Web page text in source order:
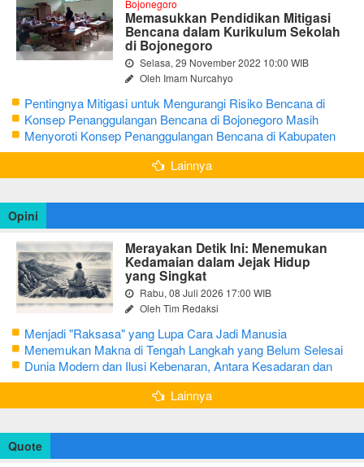
Bojonegoro
Memasukkan Pendidikan Mitigasi
Bencana dalam Kurikulum Sekolah
di Bojonegoro
Selasa, 29 November 2022 10:00 WIB
Oleh Imam Nurcahyo
Pentingnya Mitigasi untuk Mengurangi Risiko Bencana di
Bojonegoro
Konsep Penanggulangan Bencana di Bojonegoro Masih
Mengutamakan Tanggap Darurat
Menyoroti Konsep Penanggulangan Bencana di Kabupaten
Bojonegoro
Lainnya
Opini
Merayakan Detik Ini: Menemukan
Kedamaian dalam Jejak Hidup
yang Singkat
Rabu, 08 Juli 2026 17:00 WIB
Oleh Tim Redaksi
Menjadi "Raksasa" yang Lupa Cara Jadi Manusia
Menemukan Makna di Tengah Langkah yang Belum Selesai
Dunia Modern dan Ilusi Kebenaran, Antara Kesadaran dan
terjebak Tipu Daya
Lainnya
Quote